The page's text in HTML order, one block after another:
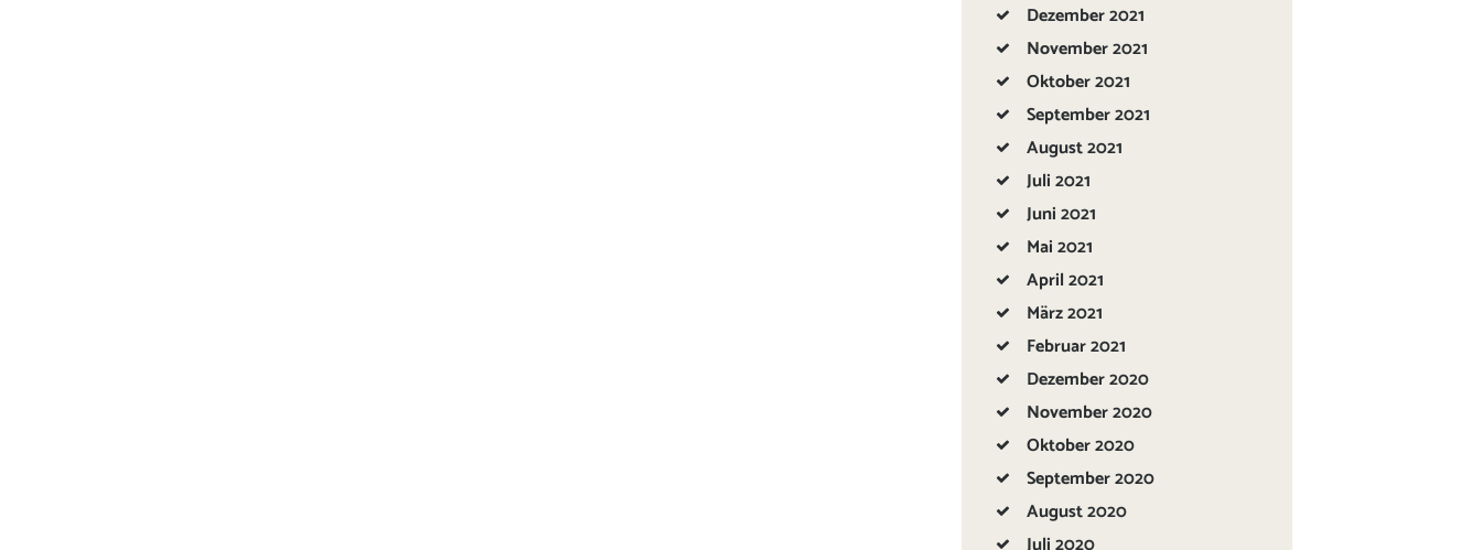
Dezember2021
November2021
Oktober2021
September2021
August2021
Juli2021
Juni2021
Mai2021
April2021
März2021
Februar2021
Dezember2020
November2020
Oktober2020
September2020
August2020